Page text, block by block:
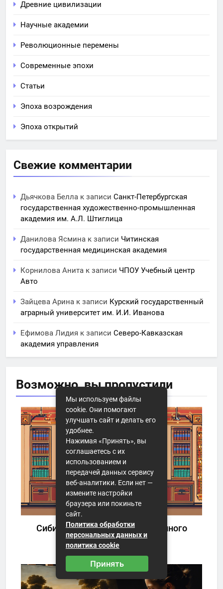
Древние цивилизации
Научные академии
Революционные перемены
Современные эпохи
Статьи
Эпоха возрождения
Эпоха открытий
Свежие комментарии
Дьячкова Белла к записи Санкт-Петербургская
государственная художественно-промышленная
академия им. А.Л. Штиглица
Данилова Ясмина к записи Читинская
государственная медицинская академия
Корнилова Анита к записи ЧПОУ Учебный центр
Авто
Зайцева Арина к записи Курский государственный
аграрный университет им. И.И. Иванова
Ефимова Лидия к записи Северо-Кавказская
академия управления
Возможно, выпропустили
НАУЧНЫЕ АКАДЕМИИ
Сибирский институт традиционного
прикладного искусства
09.01.2026
Мы используем файлы
cookie. Они помогают
улучшать сайт и делать его
удобнее.
Нажимая «Принять», вы
соглашаетесь с их
использованием и
передачей данных сервису
веб-аналитики. Если нет —
измените настройки
браузера или покиньте
сайт.
Политика обработки
персональных данных и
политика cookie
Принять